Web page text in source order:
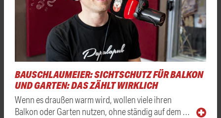
BAUSCHLAUMEIER: SICHTSCHUTZ FÜR BALKON
UND GARTEN: DAS ZÄHLT WIRKLICH
Wenn es draußen warm wird, wollen viele ihren
Balkon oder Garten nutzen, ohne ständig auf dem …